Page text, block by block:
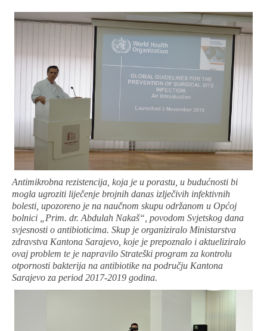
Antimikrobna rezistencija, koja je u porastu, u budućnosti bi
mogla ugroziti liječenje brojnih danas izlječivih infektivnih
bolesti, upozoreno je na naučnom skupu održanom u Općoj
bolnici „Prim. dr. Abdulah Nakaš“, povodom Svjetskog dana
svjesnosti o antibioticima. Skup je organiziralo Ministarstva
zdravstva Kantona Sarajevo, koje je prepoznalo i aktueliziralo
ovaj problem te je napravilo Strateški program za kontrolu
otpornosti bakterija na antibiotike na području Kantona
Sarajevo za period 2017-2019 godina.